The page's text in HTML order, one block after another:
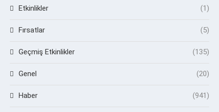
Etkinlikler (1)
Fırsatlar (5)
Geçmiş Etkinlikler (135)
Genel (20)
Haber (941)